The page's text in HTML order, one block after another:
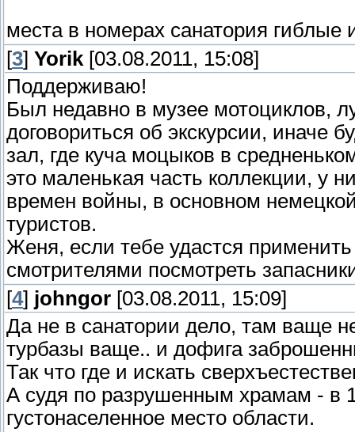
места в номерах санатория гиблые
[3] Yorik [03.08.2011, 15:08]
Поддерживаю!
Был недавно в музее мотоциклов,
договориться об экскурсии, иначе
зал, где куча моцыков в
это маленькая часть коллекции, у
времен войны, в основном
туристов.
Женя, если тебе удастся
смотрителями посмотреть
[4] johngor [03.08.2011, 15:09]
Да не в санатории дело, там ваще
турбазы ваще.. и дофига
Так что где и искать
А судя по разрушенным храмам - в
густонаселенное место области.